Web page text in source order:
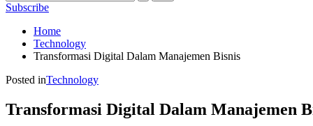
Subscribe
Home
Technology
Transformasi Digital Dalam Manajemen Bisnis
Posted inTechnology
Transformasi Digital Dalam Manajemen